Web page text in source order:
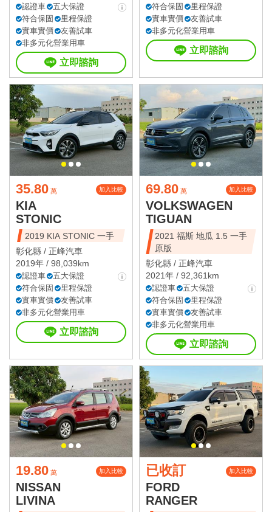
認證車
五大保證
符合保固
里程保證
實車實價
友善試車
非多元化營業用車
立即諮詢
符合保固
里程保證
實車實價
友善試車
非多元化營業用車
立即諮詢
35.80 萬 加入比較
KIA
STONIC
2019 KIA STONIC 一手
彰化縣 / 正峰汽車
2019年 / 98,039km
認證車
五大保證
符合保固
里程保證
實車實價
友善試車
非多元化營業用車
立即諮詢
69.80 萬 加入比較
VOLKSWAGEN
TIGUAN
2021 福斯 地瓜 1.5 一手
原版
彰化縣 / 正峰汽車
2021年 / 92,361km
認證車
五大保證
符合保固
里程保證
實車實價
友善試車
非多元化營業用車
立即諮詢
19.80 萬 加入比較
NISSAN
LIVINA
已收訂 加入比較
FORD
RANGER